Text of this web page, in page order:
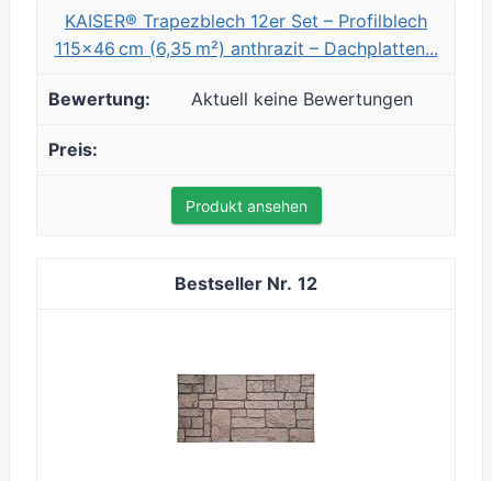
KAISER® Trapezblech 12er Set – Profilblech
115x46 cm (6,35 m²) anthrazit – Dachplatten...
Aktuell keine Bewertungen
Produkt ansehen
12